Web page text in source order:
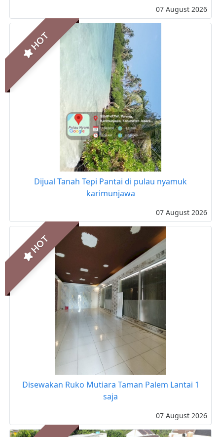
07 August 2026
HOT
Dijual Tanah Tepi Pantai di pulau nyamuk
karimunjawa
07 August 2026
HOT
Disewakan Ruko Mutiara Taman Palem Lantai 1
saja
07 August 2026